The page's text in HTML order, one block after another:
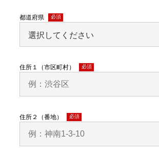
都道府県
(必
須)
住所１（市区町村）
(必
住所２（番地）
(必
須)